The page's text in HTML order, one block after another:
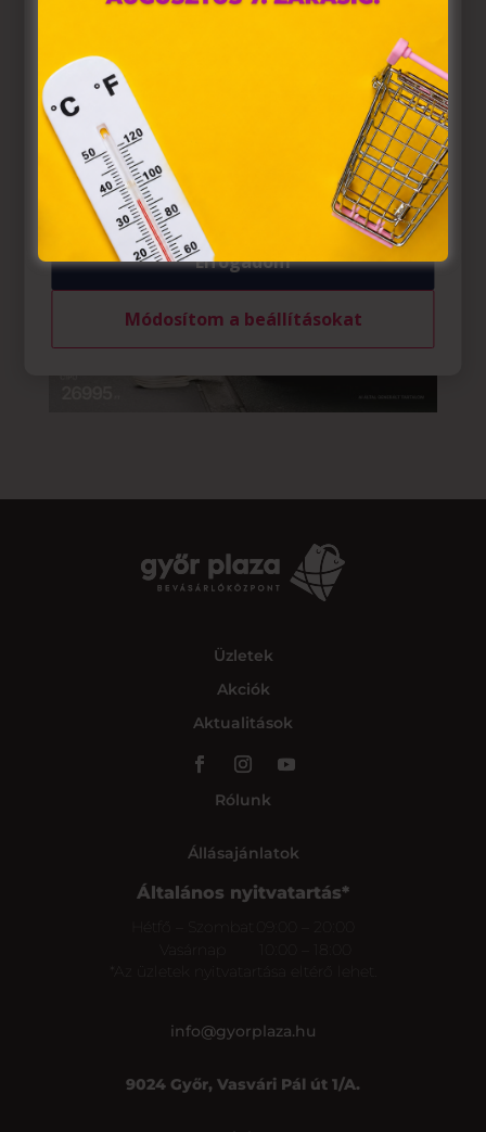
Üzletek
Akciók
Aktualitások
Rólunk
Állásajánlatok
Általános nyitvatartás*
*Az üzletek nyitvatartása eltérő lehet.
info@gyorplaza.hu
9024 Győr, Vasvári Pál út 1/A.
A „sütiket" az elektronikus hírközlésről szóló 2003. évi C.
törvény, az elektronikus kereskedelmi szolgáltatások, az
információs társadalommal összefüggő szolgáltatások
egyes kérdéseiről szóló 2001. évi CVIII. törvény, valamint
az Európai Unió előírásainak megfelelően használjuk.
Azon weblapoknak, melyek az Európai Unió országain
belül működnek, a „sütik" használatához, és ezeknek a
felhasználó számítógépén vagy egyéb eszközén történő
tárolásához a felhasználók hozzájárulását kell kérniük.
Elfogadom
Módosítom a beállításokat